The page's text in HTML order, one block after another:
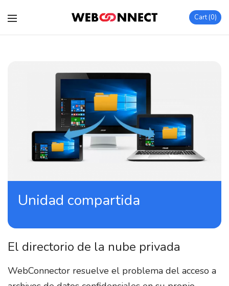
Cart 0
Unidad compartida
El directorio de la nube privada
WebConnector resuelve el problema del acceso a